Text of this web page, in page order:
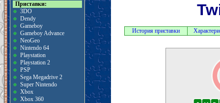
Приставки:
3DO
Dendy
Gameboy
Gameboy Advance
NeoGeo
Nintendo 64
Playstation
Playstation 2
PSP
Sega Megadrive 2
Super Nintendo
Xbox
Xbox 360
История приставки